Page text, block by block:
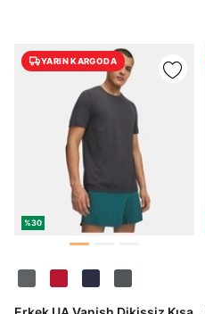
%30
YARIN KARGODA